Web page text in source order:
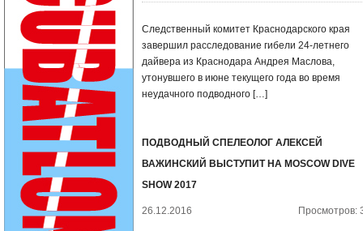
Следственный комитет Краснодарского края
завершил расследование гибели 24-летнего
дайвера из Краснодара Андрея Маслова,
утонувшего в июне текущего года во время
неудачного подводного […]
ПОДВОДНЫЙ СПЕЛЕОЛОГ АЛЕКСЕЙ
ВАЖИНСКИЙ ВЫСТУПИТ НА MOSCOW DIVE
SHOW 2017
26.12.2016 Просмотров: